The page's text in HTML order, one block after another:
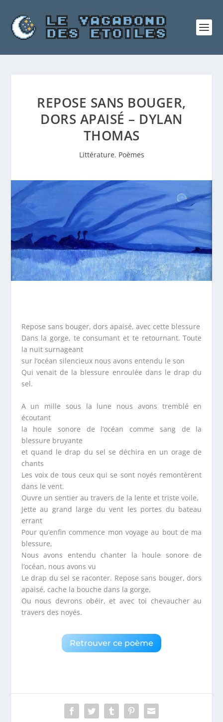
REPOSE SANS BOUGER,
DORS APAISÉ – DYLAN
THOMAS
Littérature, Poèmes
Repose sans bouger, dors apaisé, avec cette blessure
Dans la gorge, te consumant et te retournant. Toute
la nuit surnageant
sur l’océan silencieux nous avons entendu le son
Qui venait de la blessure enroulée dans le drap du
sel.
A un mille sous la lune nous avons tremblé en
écoutant
la houle sonore de l’océan comme sang de la
blessure bruyante
et quand le drap du sel se déchira en un orage de
chants
Les voix de tous ceux qui se sont noyés remontèrent
dans le vent.
Ouvre un sentier au travers de la lente et triste voile,
Jette au grand large du vent les portes du bateau
errant
Pour qu’enfin commence mon voyage au bout de ma
blessure,
Nous avons entendu chanter la houle sonore de
l’océan, nous avons vu
Le drap du sel se raconter. Repose sans bouger, dors
apaisé, cache la bouche dans la gorge,
Ou nous devrons obéir, et avec toi chevaucher au
travers des noyés.
Retrouver ce poème